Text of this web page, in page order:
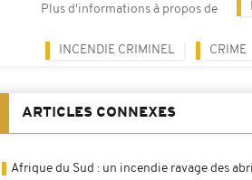
Plus d'informations à propos de
INCENDIE CRIMINEL CRIME
ARTICLES CONNEXES
Afrique du Sud : un incendie ravage des